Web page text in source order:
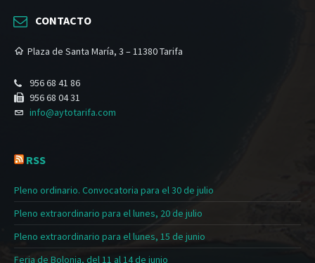
CONTACTO
Plaza de Santa María, 3 – 11380 Tarifa
956 68 41 86
956 68 04 31
info@aytotarifa.com
RSS
Pleno ordinario. Convocatoria para el 30 de julio
Pleno extraordinario para el lunes, 20 de julio
Pleno extraordinario para el lunes, 15 de junio
Feria de Bolonia, del 11 al 14 de junio